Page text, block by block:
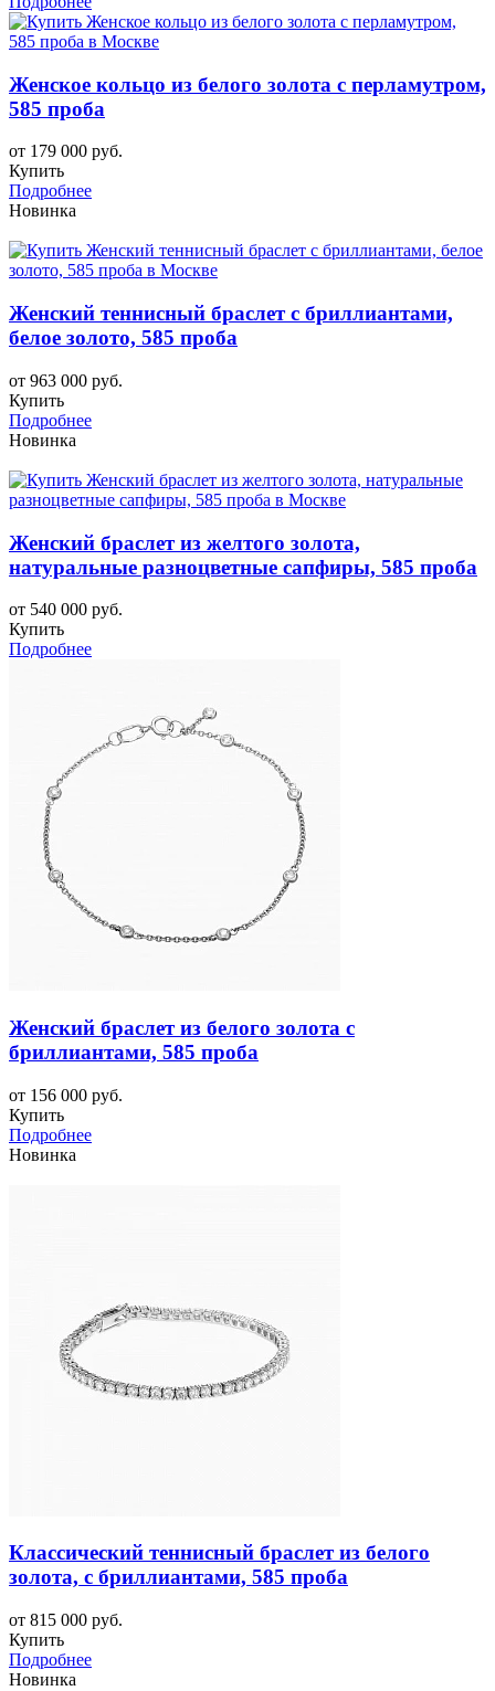
Женское кольцо из белого золота с перламутром,
585 проба
от 179 000 руб.
Купить
Подробнее
Новинка
Женский теннисный браслет с бриллиантами,
белое золото, 585 проба
от 963 000 руб.
Купить
Подробнее
Новинка
Женский браслет из желтого золота,
натуральные разноцветные сапфиры, 585 проба
от 540 000 руб.
Купить
Подробнее
Женский браслет из белого золота с
бриллиантами, 585 проба
от 156 000 руб.
Купить
Подробнее
Новинка
Классический теннисный браслет из белого
золота, с бриллиантами, 585 проба
от 815 000 руб.
Купить
Подробнее
Новинка